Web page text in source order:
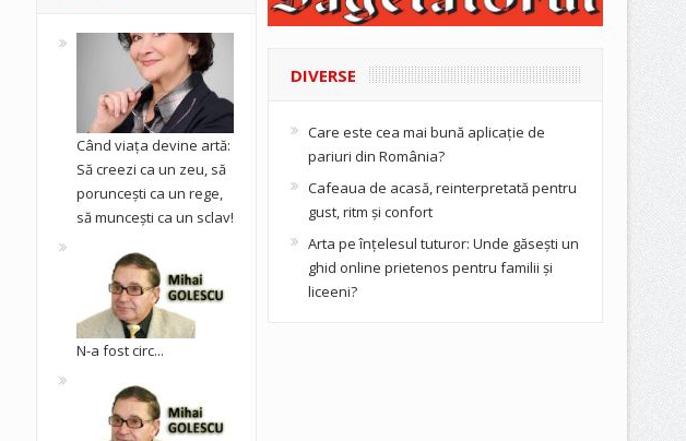
Când viața devine artă:
Să creezi ca un zeu, să
poruncești ca un rege,
să muncești ca un sclav!
N-a fost circ...
DIVERSE
Care este cea mai bună aplicație de
pariuri din România?
Cafeaua de acasă, reinterpretată pentru
gust, ritm și confort
Arta pe înțelesul tuturor: Unde găsești un
ghid online prietenos pentru familii și
liceeni?